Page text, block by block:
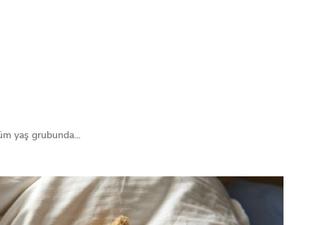
yaş grubunda...